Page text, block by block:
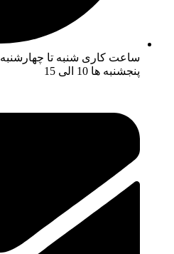
ساعت کاری شنبه تا چهارشنبه 10 الی 18
پنجشنبه ها 10 الی 15